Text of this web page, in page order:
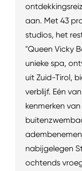
aan. Met 43
studios, het
"Queen Vicky
unieke spa,
uit Zuid-Tirol,
verblijf. Eén
kenmerken
nabijgelegen
ochtends